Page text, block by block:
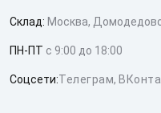
Склад: Москва,
ПН-ПТ с 9:00 до 18:00
Соцсети:Телеграм,